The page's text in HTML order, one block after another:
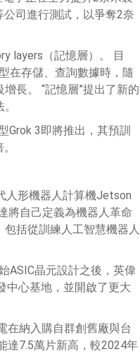
司進行測試，以爭奪2奈
layers（記憶層）。 目
在存儲、查詢數據時，隨
長。 “記憶層”提出了新的
Grok 3即將推出，其預訓
人形機器人計算機Jetson
將自己定義為機器人革命
括從訓練人工智慧機器人
ASIC晶元設計之後，英偉
中心基地，並開啟了更大
在納入購自群創舊廠與台
達7.5萬片新高，較2024年